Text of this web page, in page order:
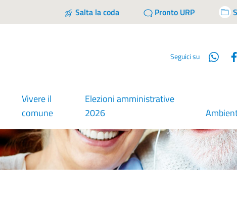
Salta la coda Pronto URP
Seguici su
Vivere il
comune
Elezioni amministrative
2026